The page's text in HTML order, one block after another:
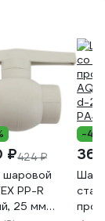
₽424 ₽
шаровой
PP-R
25 мм
-4%